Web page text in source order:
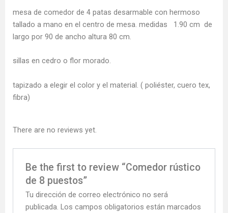
mesa de comedor de 4 patas desarmable con hermoso
tallado a mano en el centro de mesa. medidas 1.90 cm de
largo por 90 de ancho altura 80 cm.
sillas en cedro o flor morado.
tapizado a elegir el color y el material. ( poliéster, cuero tex,
fibra)
There are no reviews yet.
Be the first to review “Comedor rústico
de 8 puestos”
Tu dirección de correo electrónico no será
publicada. Los campos obligatorios están marcados